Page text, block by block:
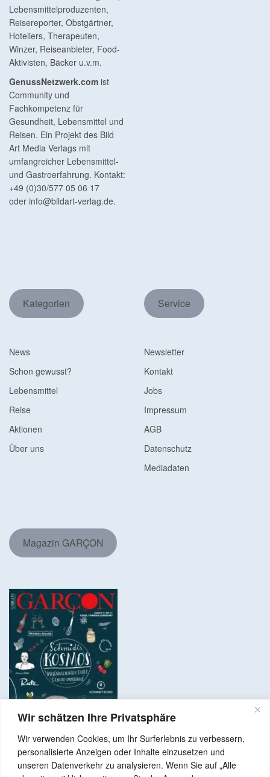
Wir schätzen Ihre Privatsphäre
Wir verwenden Cookies, um Ihr Surferlebnis zu verbessern,
personalisierte Anzeigen oder Inhalte einzusetzen und
unseren Datenverkehr zu analysieren. Wenn Sie auf „Alle
Lebensmittelproduzenten,
Reisereporter, Obstgärtner,
Hoteliers, Therapeuten,
Winzer, Reiseanbieter, Food-
Aktivisten, Bäcker u.v.m.
GenussNetzwerk.com ist
Community und
Fachkompetenz für
Gesundheit, Lebensmittel und
Reisen. Ein Projekt des Bild
Art Media Verlags mit
umfangreicher Lebensmittel-
und Gastroerfahrung. Kontakt:
+49 (0)30/577 05 06 17
oder info@bildart-verlag.de.
Kategorien
News
Schon gewusst?
Lebensmittel
Reise
Aktionen
Über uns
Service
Newsletter
Kontakt
Jobs
Impressum
AGB
Datenschutz
Mediadaten
Magazin GARÇON